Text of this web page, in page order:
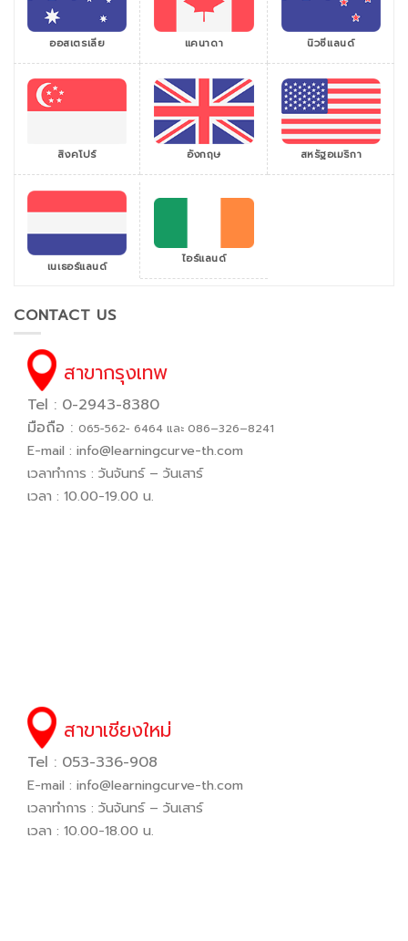
ออสเตรเลีย แคนาดา นิวซีแลนด์
สิงคโปร์ อังกฤษ สหรัฐอเมริกา
เนเธอร์แลนด์ ไอร์แลนด์
CONTACT US
สาขากรุงเทพ
Tel : 0-2943-8380
มือถือ : 065−562− 6464 และ 086–326–8241
E-mail : info@learningcurve-th.com
เวลาทำการ : วันจันทร์ – วันเสาร์
เวลา : 10.00-19.00 น.
สาขาเชียงใหม่
Tel : 053-336-908
E-mail : info@learningcurve-th.com
เวลาทำการ : วันจันทร์ – วันเสาร์
เวลา : 10.00-18.00 น.